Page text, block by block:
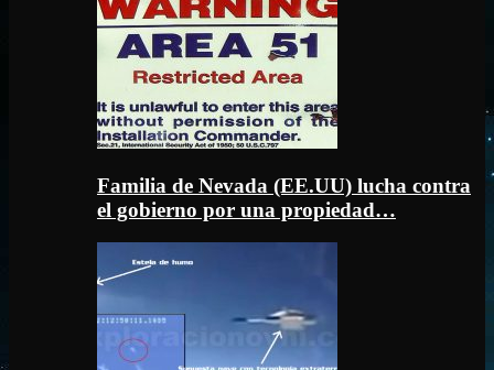
Familia de Nevada (EE.UU) lucha contra
el gobierno por una propiedad…